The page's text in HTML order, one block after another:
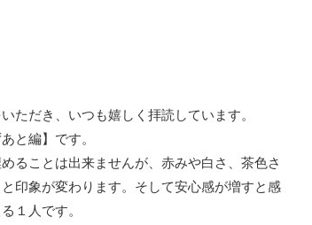
ただき、いつも嬉しく拝読しています。
と編】です。
ることは出来ませんが、赤みや白さ、茶色さ
印象が変わります。そして安心感が増すと感
１人です。